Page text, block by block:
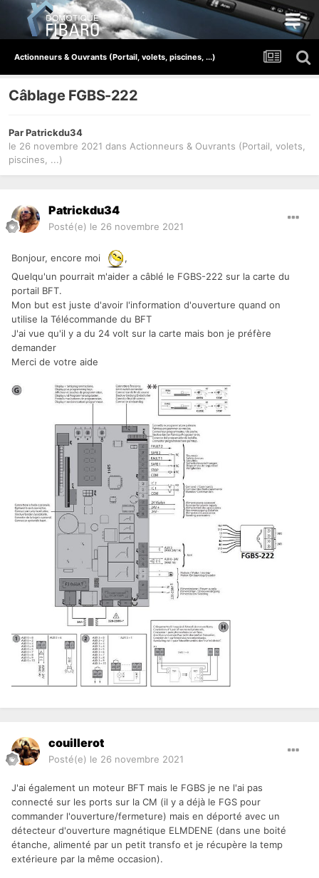
Actionneurs & Ouvrants (Portail, volets, piscines, ...)
Câblage FGBS-222
ParPatrickdu34
le 26 novembre 2021 dans Actionneurs & Ouvrants (Portail, volets,
piscines, ...)
Patrickdu34
Posté(e) le 26 novembre 2021
Bonjour, encore moi
,
Quelqu'un pourrait m'aider a câblé le FGBS-222 sur la carte du
portail BFT.
Mon but est juste d'avoir l'information d'ouverture quand on
utilise la Télécommande du BFT
J'ai vue qu'il y a du 24 volt sur la carte mais bon je préfère
demander
Merci de votre aide
couillerot
Posté(e) le 26 novembre 2021
J'ai également un moteur BFT mais le FGBS je ne l'ai pas
connecté sur les ports sur la CM (il y a déjà le FGS pour
commander l'ouverture/fermeture) mais en déporté avec un
détecteur d'ouverture magnétique ELMDENE (dans une boité
étanche, alimenté par un petit transfo et je récupère la temp
extérieure par la même occasion).